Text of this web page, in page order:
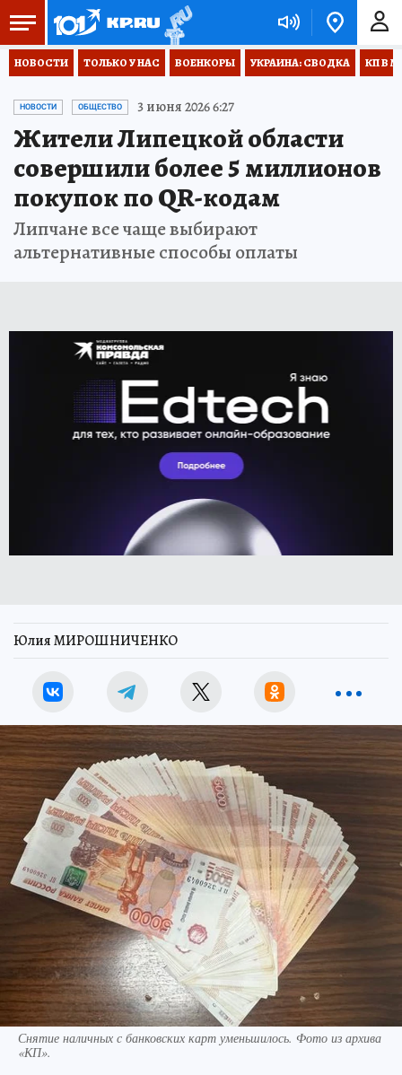
НОВОСТИ ТОЛЬКО У НАС ВОЕНКОРЫ УКРАИНА: СВОДКА КП В
НОВОСТИ ОБЩЕСТВО 3 июня 2026 6:27
Жители Липецкой области
совершили более 5 миллионов
покупок по QR-кодам
Липчане все чаще выбирают
альтернативные способы оплаты
Юлия МИРОШНИЧЕНКО
Снятие наличных с банковских карт уменьшилось. Фото из архива
«КП».